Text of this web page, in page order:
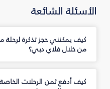
الأسئلة الشائعة
كيف يمكنني حجز تذكرة لرحلة
من خلال فلاي دبي؟
كيف أدفع ثمن الرحلات